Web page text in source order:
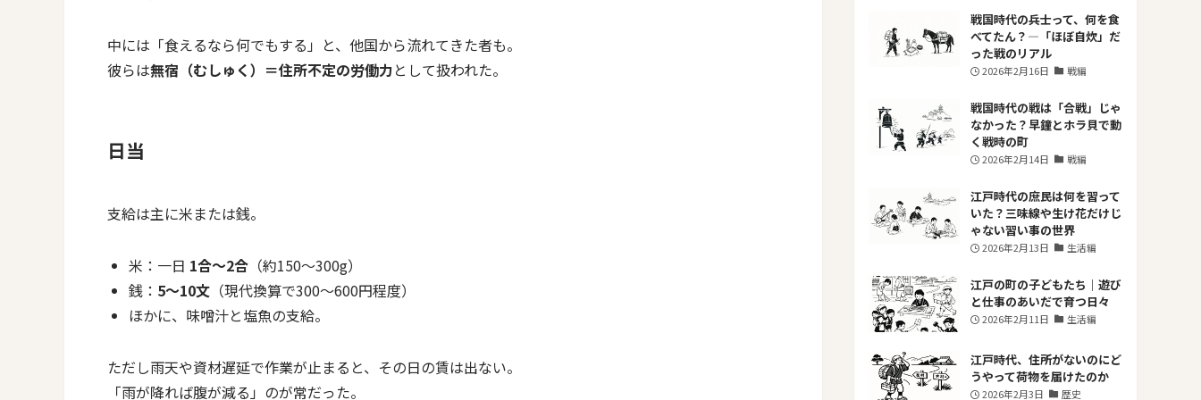
中には「食えるなら何でもする」と、他国から流れてきた者も。
彼らは無宿（むしゅく）＝住所不定の労働力として扱われた。
日当
支給は主に米または銭。
米：一日 1合〜2合 （約150〜300g）
銭： 5〜10文 （現代換算で300〜600円程度）
ほかに、味噌汁と塩魚の支給。
ただし雨天や資材遅延で作業が止まると、その日の賃は出ない。
「雨が降れば腹が減る」のが常だった。
戦国時代の兵士って、何を食
べてたん？―「ほぼ自炊」だ
った戦のリアル
2026年2月16日 戦編
戦国時代の戦は「合戦」じゃ
なかった？早鐘とホラ貝で動
く戦時の町
2026年2月14日 戦編
江戸時代の庶民は何を習って
いた？三味線や生け花だけじ
ゃない習い事の世界
2026年2月13日 生活編
江戸の町の子どもたち｜遊び
と仕事のあいだで育つ日々
2026年2月11日 生活編
江戸時代、住所がないのにど
うやって荷物を届けたのか
2026年2月3日 歴史